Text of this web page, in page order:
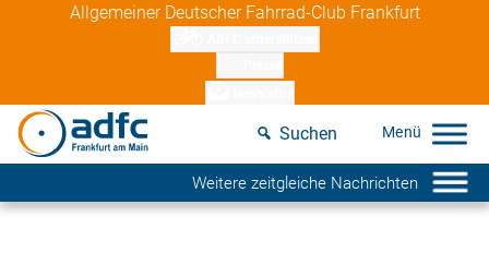
Allgemeiner Deutscher Fahrrad-Club Frankfurt
Suchen
Weitere zeitgleiche Nachrichten